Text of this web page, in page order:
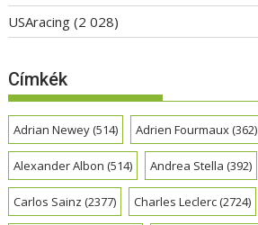
USAracing (2 028)
Címkék
Adrian Newey(514) Adrien Fourmaux(362)
Alexander Albon (514) Andrea Stella (392)
Carlos Sainz (2377) Charles Leclerc(2724)